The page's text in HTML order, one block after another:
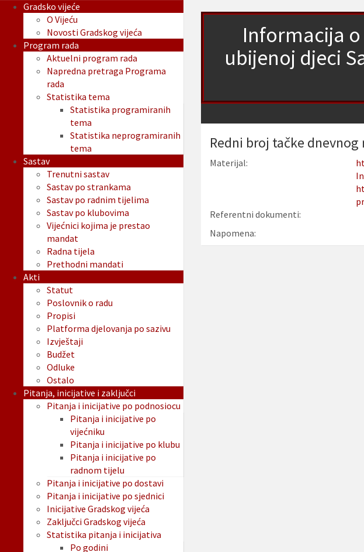
Informacija
ubijenoj djeci
Redni broj tačke dnevnog
Materijal:
Referentni dokumenti:
Napomena:
Gradsko vijeće
O Vijeću
Novosti Gradskog vijeća
Program rada
Aktuelni program rada
Napredna pretraga Programa
rada
Statistika tema
Statistika programiranih
tema
Statistika neprogramiranih
tema
Sastav
Trenutni sastav
Sastav po strankama
Sastav po radnim tijelima
Sastav po klubovima
Vijećnici kojima je prestao
mandat
Radna tijela
Prethodni mandati
Akti
Statut
Poslovnik o radu
Propisi
Platforma djelovanja po sazivu
Izvještaji
Budžet
Odluke
Ostalo
Pitanja, inicijative i zaključci
Pitanja i inicijative po podnosiocu
Pitanja i inicijative po
vijećniku
Pitanja i inicijative po klubu
Pitanja i inicijative po
radnom tijelu
Pitanja i inicijative po dostavi
Pitanja i inicijative po sjednici
Inicijative Gradskog vijeća
Zaključci Gradskog vijeća
Statistika pitanja i inicijativa
Po godini